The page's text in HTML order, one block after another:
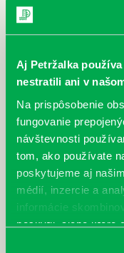
Aj Petržalka
nestratili ani v
Na prispôsobenie
fungovanie
návštevnosti
tom, ako používate
poskytujeme aj
médií, inzercie a
informácie
poskytli, alebo ktoré